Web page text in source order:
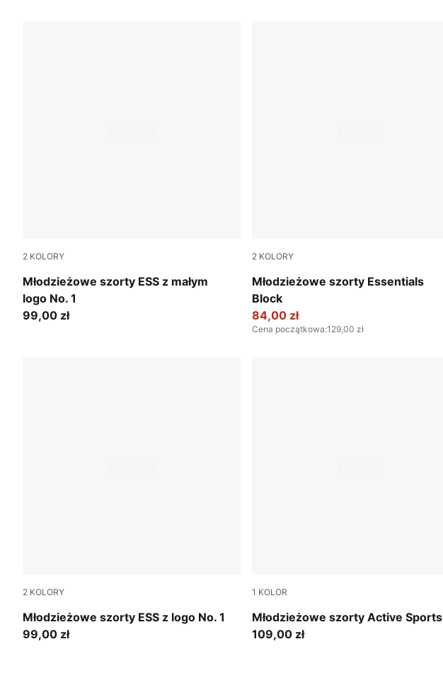
2 KOLORY
Młodzieżowe szorty ESS z małym
logo No. 1
Puma Black
99,00 zł
2 KOLORY
Młodzieżowe szorty Essentials
Block
Puma Black
84,00 zł
Cena początkowa:129,00 zł
2 KOLORY
Młodzieżowe szorty ESS z logo No. 1
Medium Gray Heather
99,00 zł
1 KOLOR
Młodzieżowe szorty Active Sports
Puma Black
109,00 zł